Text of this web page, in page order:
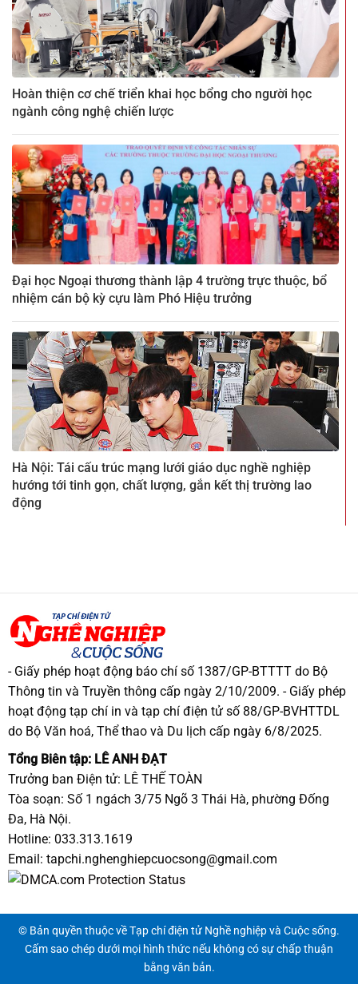
Hoàn thiện cơ chế triển khai học bổng cho người học
ngành công nghệ chiến lược
Đại học Ngoại thương thành lập 4 trường trực thuộc, bổ
nhiệm cán bộ kỳ cựu làm Phó Hiệu trưởng
Hà Nội: Tái cấu trúc mạng lưới giáo dục nghề nghiệp
hướng tới tinh gọn, chất lượng, gắn kết thị trường lao
động
- Giấy phép hoạt động báo chí số 1387/GP-BTTTT do Bộ
Thông tin và Truyền thông cấp ngày 2/10/2009. - Giấy phép
hoạt động tạp chí in và tạp chí điện tử số 88/GP-BVHTTDL
do Bộ Văn hoá, Thể thao và Du lịch cấp ngày 6/8/2025.
Tổng Biên tập: LÊ ANH ĐẠT
Trưởng ban Điện tử: LÊ THẾ TOÀN
Tòa soạn: Số 1 ngách 3/75 Ngõ 3 Thái Hà, phường Đống
Đa, Hà Nội.
Hotline: 033.313.1619
Email: tapchi.nghenghiepcuocsong@gmail.com
© Bản quyền thuộc về Tạp chí điện tử Nghề nghiệp và Cuộc sống.
Cấm sao chép dưới mọi hình thức nếu không có sự chấp thuận
bằng văn bản.